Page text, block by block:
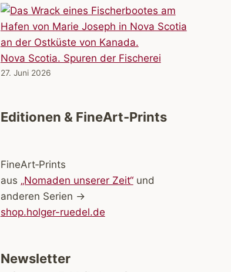
Nova Scotia. Spuren der Fischerei
27. Juni 2026
Editionen & FineArt-Prints
FineArt‑Prints
aus „Nomaden unserer Zeit“und
anderen Serien →
shop.holger-ruedel.de
Newsletter